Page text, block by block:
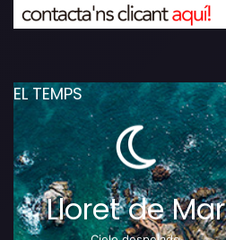
EL TEMPS
Lloret de Mar